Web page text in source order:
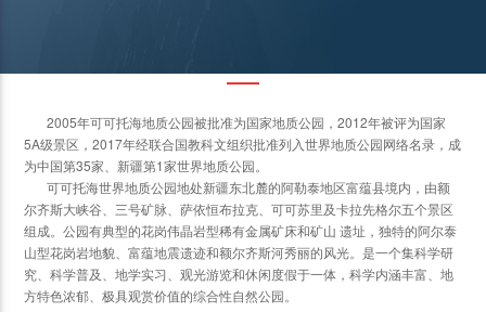
2005年可可托海地质公园被批准为国家地质公园，2012年被评为国家
5A级景区，2017年经联合国教科文组织批准列入世界地质公园网络名录，成
为中国第35家、新疆第1家世界地质公园。
可可托海世界地质公园地处新疆东北麓的阿勒泰地区富蕴县境内，由额
尔齐斯大峡谷、三号矿脉、萨依恒布拉克、可可苏里及卡拉先格尔五个景区
组成。公园有典型的花岗伟晶岩型稀有金属矿床和矿山 遗址，独特的阿尔泰
山型花岗岩地貌、富蕴地震遗迹和额尔齐斯河秀丽的风光。是一个集科学研
究、科学普及、地学实习、观光游览和休闲度假于一体，科学内涵丰富、地
方特色浓郁、极具观赏价值的综合性自然公园。